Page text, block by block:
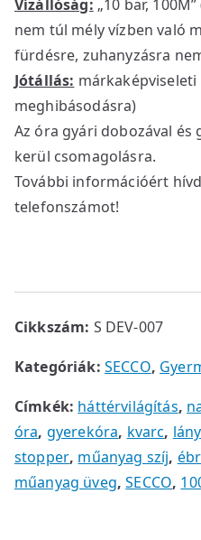
Vízállóság: „10 bar,
nem túl mély vízben való
fürdésre, zuhanyzásra
Jótállás: márkaképviseleti
meghibásodásra)
Az óra gyári dobozával és
kerül csomagolásra.
További információért
telefonszámot!
Cikkszám: S DEV-007
Kategóriák: SECCO,
Címkék: háttérvilágítás,
óra, gyerekóra, kvarc,
stopper, műanyag szíj,
műanyag üveg,SECCO,